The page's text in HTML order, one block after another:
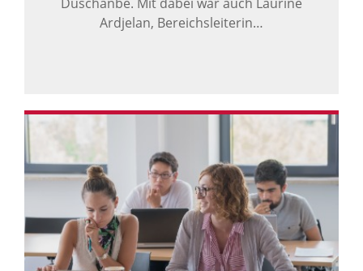
Ardjelan, Bereichsleiterin…